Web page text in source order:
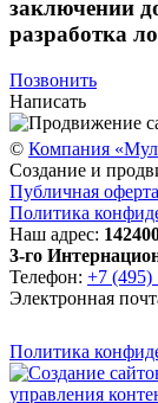
заключении
разработка
Позвонить
Написать
© Компания
Создание и
Публичная оферта
Политика
Наш адрес:
3-го
Телефон: +7 (495)
Электронная
Политика